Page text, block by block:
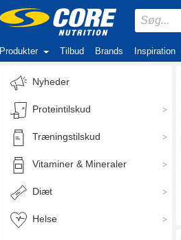
Produkter Tilbud Brands Inspiration
Nyheder
Proteintilskud
Træningstilskud
Vitaminer & Mineraler
Diæt
Helse